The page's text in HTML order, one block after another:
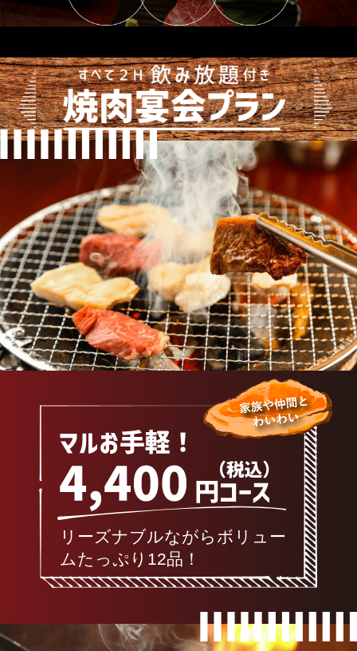
リーズナブルながらボリュー
ムたっぷり12品！